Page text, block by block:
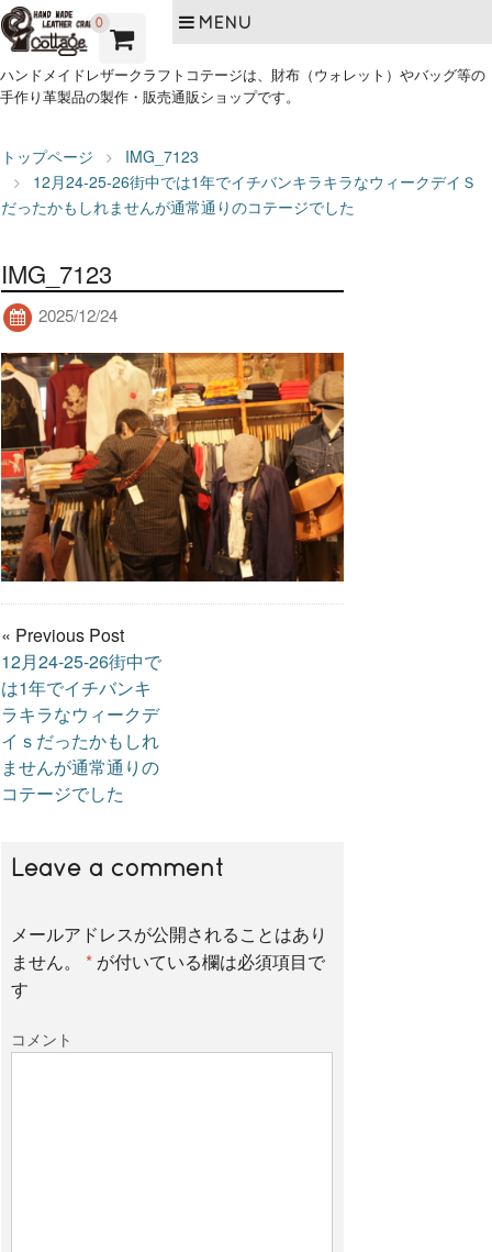
0 MENU
ハンドメイドレザークラフトコテージは、財布（ウォレット）やバッグ等の
手作り革製品の製作・販売通販ショップです。
トップページ
IMG_7123
12月24-25-26街中では1年でイチバンキラキラなウィークデイＳ
だったかもしれませんが通常通りのコテージでした
IMG_7123
2025/12/24
« Previous Post
12月24-25-26街中で
は1年でイチバンキ
ラキラなウィークデ
イｓだったかもしれ
ませんが通常通りの
コテージでした
Leave a comment
メールアドレスが公開されることはあり
ません。
* が付いている欄は必須項目で
す
コメント